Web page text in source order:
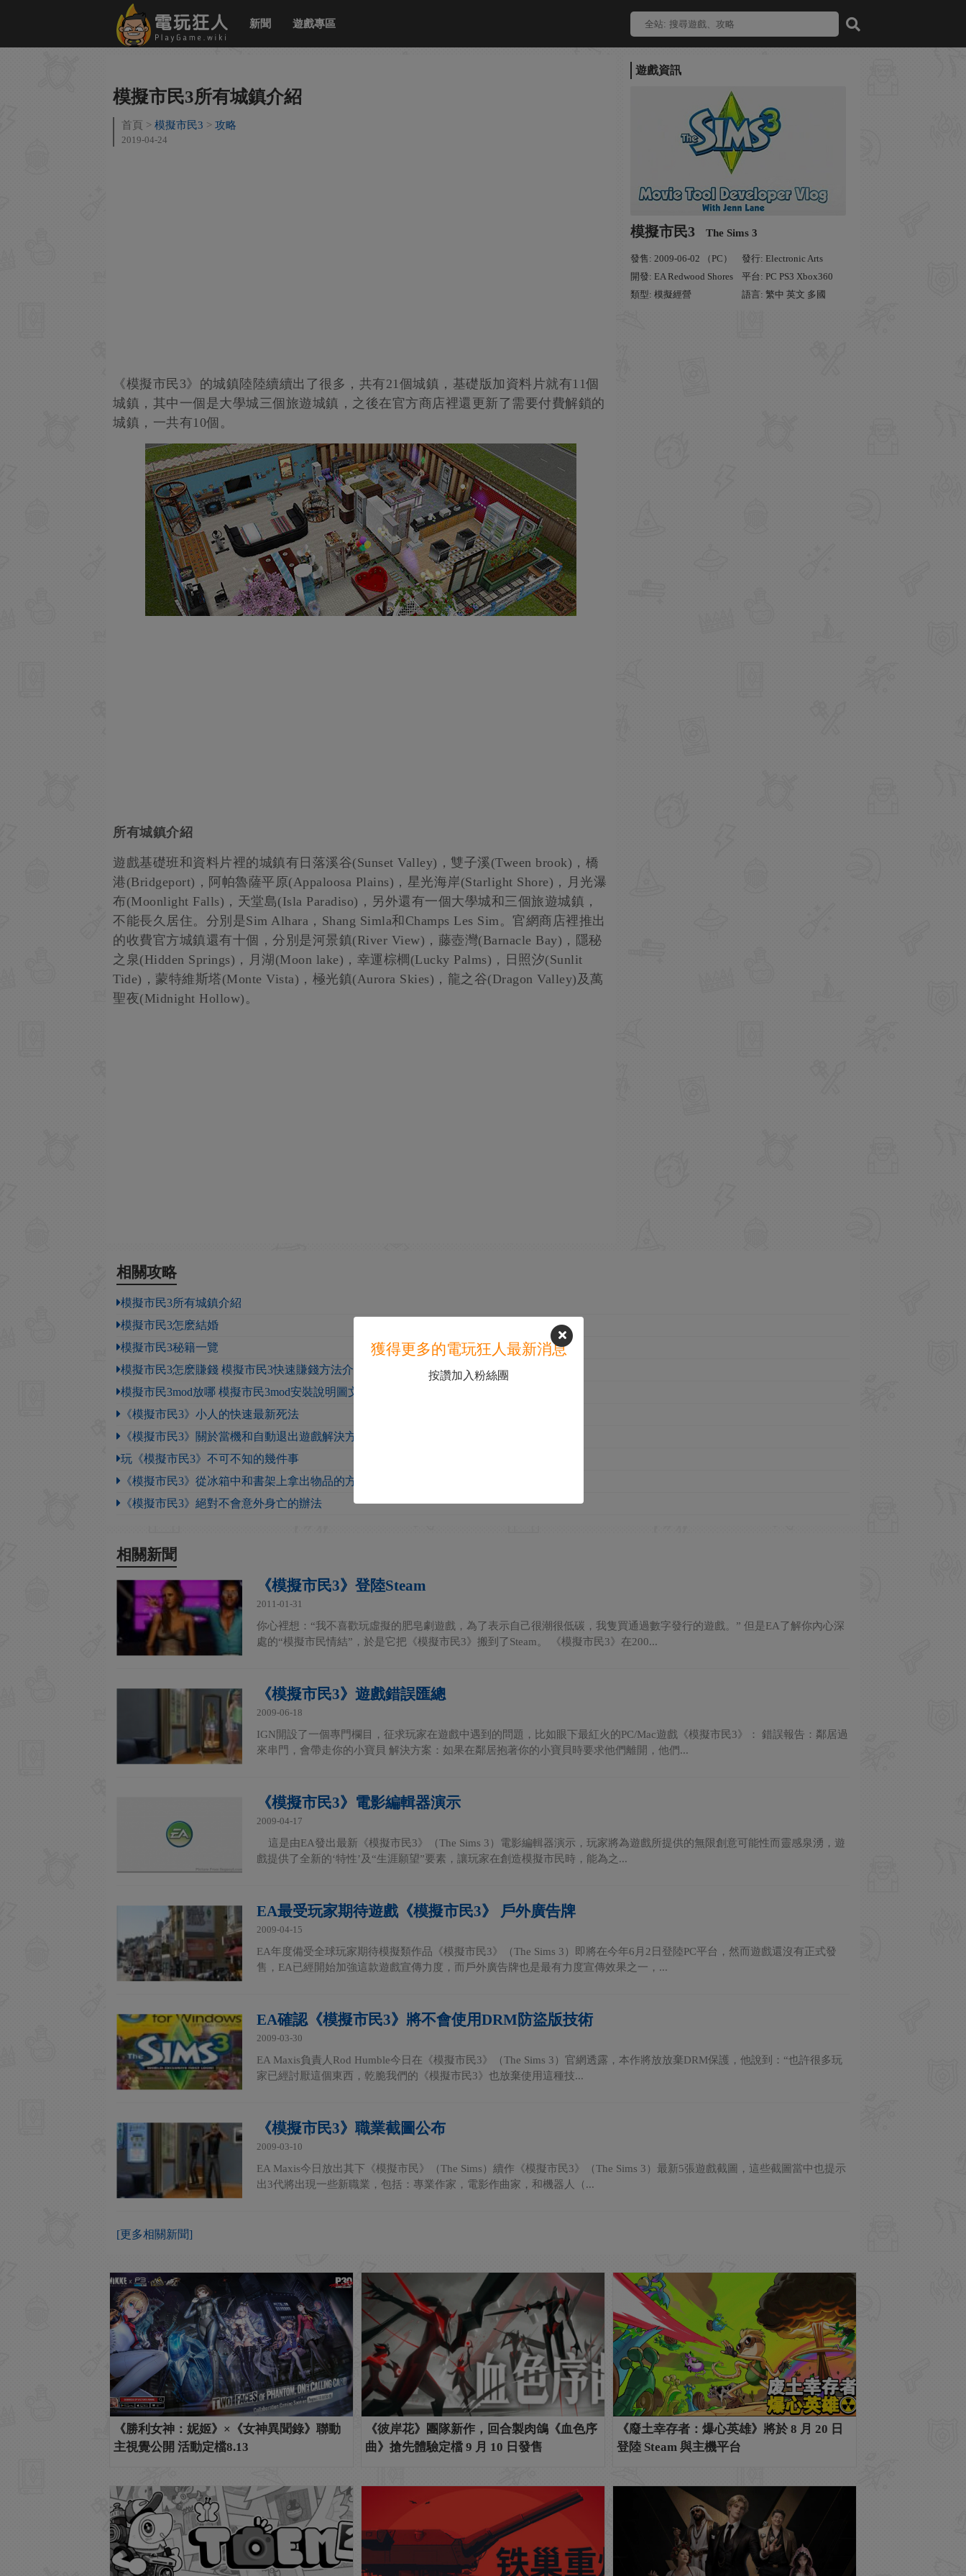
新聞 遊戲專區
遊戲資訊
模擬市民3 The Sims 3
發售: 2009-06-02 （PC）
發行: Electronic Arts
開發: EA Redwood Shores
平台: PC PS3 Xbox360
類型: 模擬經營
語言: 繁中 英文 多國
模擬市民3所有城鎮介紹
首頁 模擬市民3 攻略
2019-04-24
《模擬市民3》的城鎮陸陸續續出了很多，共有21個城鎮，基礎版加資料片就有11個
城鎮，其中一個是大學城三個旅遊城鎮，之後在官方商店裡還更新了需要付費解鎖的
城鎮，一共有10個。
所有城鎮介紹
遊戲基礎班和資料片裡的城鎮有日落溪谷(Sunset Valley)，雙子溪(Tween brook)，橋
港(Bridgeport)，阿帕魯薩平原(Appaloosa Plains)，星光海岸(Starlight Shore)，月光瀑
布(Moonlight Falls)，天堂島(Isla Paradiso)，另外還有一個大學城和三個旅遊城鎮，
不能長久居住。分別是Sim Alhara，Shang Simla和Champs Les Sim。官網商店裡推出
的收費官方城鎮還有十個，分別是河景鎮(River View)，藤壺灣(Barnacle Bay)，隱秘
之泉(Hidden Springs)，月湖(Moon lake)，幸運棕櫚(Lucky Palms)，日照汐(Sunlit
Tide)，蒙特維斯塔(Monte Vista)，極光鎮(Aurora Skies)，龍之谷(Dragon Valley)及萬
聖夜(Midnight Hollow)。
相關攻略
模擬市民3所有城鎮介紹
模擬市民3怎麽結婚
模擬市民3秘籍一覽
模擬市民3怎麽賺錢 模擬市民3快速賺錢方法介紹
模擬市民3mod放哪 模擬市民3mod安裝說明圖文教程
《模擬市民3》小人的快速最新死法
《模擬市民3》關於當機和自動退出遊戲解決方法
玩《模擬市民3》不可不知的幾件事
《模擬市民3》從冰箱中和書架上拿出物品的方法
《模擬市民3》絕對不會意外身亡的辦法
相關新聞
《模擬市民3》登陸Steam
2011-01-31
你心裡想：“我不喜歡玩虛擬的肥皂劇遊戲，為了表示自己很潮很低碳，我隻買通過數字發行的遊戲。” 但是EA了解你內心深
處的“模擬市民情結”，於是它把《模擬市民3》搬到了Steam。 《模擬市民3》在200...
《模擬市民3》遊戲錯誤匯總
2009-06-18
IGN開設了一個專門欄目，征求玩家在遊戲中遇到的問題，比如眼下最紅火的PC/Mac遊戲《模擬市民3》： 錯誤報告：鄰居過
來串門，會帶走你的小寶貝 解決方案：如果在鄰居抱著你的小寶貝時要求他們離開，他們...
《模擬市民3》電影編輯器演示
2009-04-17
這是由EA發出最新《模擬市民3》（The Sims 3）電影編輯器演示，玩家將為遊戲所提供的無限創意可能性而靈感泉湧，遊
戲提供了全新的‘特性’及“生涯願望”要素，讓玩家在創造模擬市民時，能為之...
EA最受玩家期待遊戲《模擬市民3》 戶外廣告牌
2009-04-15
EA年度備受全球玩家期待模擬類作品《模擬市民3》（The Sims 3）即將在今年6月2日登陸PC平台，然而遊戲還沒有正式發
售，EA已經開始加強這款遊戲宣傳力度，而戶外廣告牌也是最有力度宣傳效果之一，...
EA確認《模擬市民3》將不會使用DRM防盜版技術
2009-03-30
EA Maxis負責人Rod Humble今日在《模擬市民3》（The Sims 3）官網透露，本作將放放棄DRM保護，他說到：“也許很多玩
家已經討厭這個東西，乾脆我們的《模擬市民3》也放棄使用這種技...
《模擬市民3》職業截圖公布
2009-03-10
EA Maxis今日放出其下《模擬市民》（The Sims）續作《模擬市民3》（The Sims 3）最新5張遊戲截圖，這些截圖當中也提示
出3代將出現一些新職業，包括：專業作家，電影作曲家，和機器人（...
[更多相關新聞]
《勝利女神：妮姬》×《女神異聞錄》聯動
主視覺公開 活動定檔8.13
《彼岸花》團隊新作，回合製肉鴿《血色序
曲》搶先體驗定檔 9 月 10 日發售
《廢土幸存者：爆心英雄》將於 8 月 20 日
登陸 Steam 與主機平台
獲得更多的電玩狂人最新消息
按讚加入粉絲團